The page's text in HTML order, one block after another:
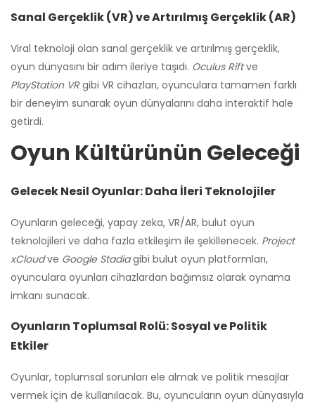
Sanal Gerçeklik (VR) ve Artırılmış Gerçeklik (AR)
Viral teknoloji olan sanal gerçeklik ve artırılmış gerçeklik,
oyun dünyasını bir adım ileriye taşıdı. Oculus Riftve
PlayStation VRgibi VR cihazları, oyunculara tamamen farklı
bir deneyim sunarak oyun dünyalarını daha interaktif hale
getirdi.
Oyun Kültürünün Geleceği
Gelecek Nesil Oyunlar: Daha İleri Teknolojiler
Oyunların geleceği, yapay zeka, VR/AR, bulut oyun
teknolojileri ve daha fazla etkileşim ile şekillenecek. Project
xCloudve Google Stadiagibi bulut oyun platformları,
oyunculara oyunları cihazlardan bağımsız olarak oynama
imkanı sunacak.
Oyunların Toplumsal Rolü: Sosyal ve Politik
Etkiler
Oyunlar, toplumsal sorunları ele almak ve politik mesajlar
vermek için de kullanılacak. Bu, oyuncuların oyun dünyasıyla